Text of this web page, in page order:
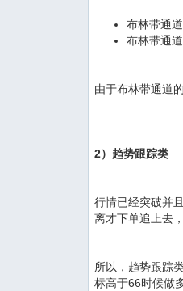
布林带通
布林带通
由于布林带通道
2）趋势跟踪类
行情已经突破并
离才下单追上去
所以，趋势跟踪
标高于66时候做